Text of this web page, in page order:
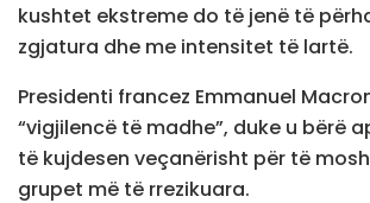
kushtet ekstreme do të jenë të
zgjatura dhe me intensitet të lartë.
Presidenti francez Emmanuel
“vigjilencë të madhe”, duke u bërë
të kujdesen veçanërisht për të
grupet më të rrezikuara.